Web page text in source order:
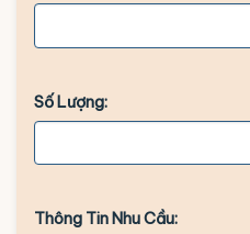
Số Lượng:
Thông Tin Nhu Cầu: